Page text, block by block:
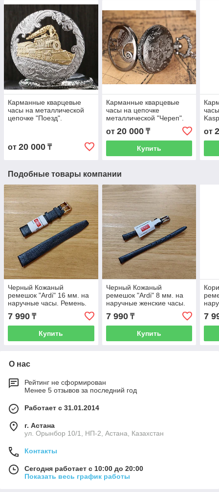
Карманные кварцевые
часы на металлической
цепочке "Поезд".
от 20 000 ₸
Карманные кварцевые
часы на цепочке
металлической "Череп".
Под старину часики
раритетные.
от 20 000₸
Купить
от
Подобные товары компании
Черный Кожаный
ремешок "Ardi" 16 мм. на
наручные часы. Ремень.
Piton. Матовый. Унисекс.
Производство Беларусь
7 990 ₸
Купить
Черный Кожаный
ремешок "Ardi" 8 мм. на
наручные женские часы.
Производство Беларусь.
7 990₸
Купить
7
О нас
Рейтинг не сформирован
Менее 5 отзывов за последний год
Работает с 31.01.2014
г. Астана
ул. Орынбор 10/1, НП-2, Астана, Казахстан
Контакты
Сегодня работает с 10:00 до 20:00
Показать весь график работы